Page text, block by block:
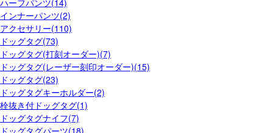
インナーパンツ(2)
アクセサリー(110)
ドッグタグ(73)
ドッグタグ(打刻オーダー)(7)
ドッグタグ(レーザー刻印オーダー)(15)
ドッグタグ(23)
ドッグタグキーホルダー(2)
栓抜き付ドッグタグ(1)
ドッグタグナイフ(7)
ドッグタグパーツ(18)